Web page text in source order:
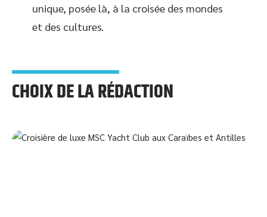
unique, posée là, à la croisée des mondes
et des cultures.
CHOIX DE LA RÉDACTION